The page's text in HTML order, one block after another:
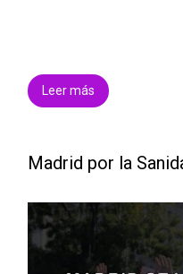
Leer más
Madrid por la